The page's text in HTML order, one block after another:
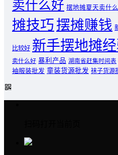
卖什么好 摆地摊夏天卖什么
摊技巧摆摊赚钱
比较好 新手摆地摊
卖什么好 暴利产品 湖南省赶集时间表
袖服装批发 童装货源批发 袜子货源